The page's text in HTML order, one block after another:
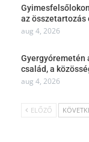
az összetartozás
aug 4, 2026
Gyergyóremetén
család, a
aug 4, 2026
ELŐZŐ